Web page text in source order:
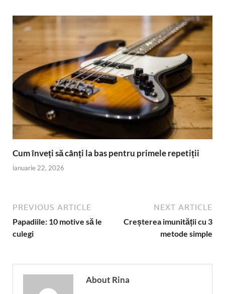
Cum înveți să cânți la bas pentru primele repetiții
ianuarie 22, 2026
PREVIOUS ARTICLE
Papadiile: 10 motive să le
culegi
NEXT ARTICLE
Creșterea imunității cu 3
metode simple
About Rina